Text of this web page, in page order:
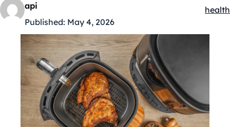
api
Published: May 4, 2026
health